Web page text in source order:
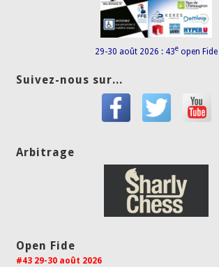
29-30 août 2026 : 43e open Fide
Suivez-nous sur...
Arbitrage
Open Fide
#43 29-30 août 2026